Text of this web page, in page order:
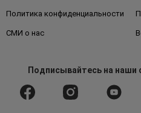
Политика конфиденциальности
СМИ о нас
Подписывайтесьна наши